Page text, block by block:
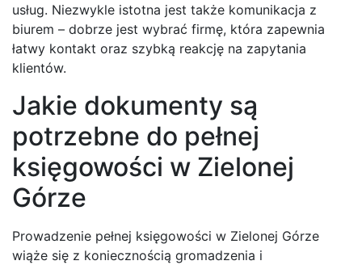
usług. Niezwykle istotna jest także komunikacja z
biurem – dobrze jest wybrać firmę, która zapewnia
łatwy kontakt oraz szybką reakcję na zapytania
klientów.
Jakie dokumenty są
potrzebne do pełnej
księgowości w Zielonej
Górze
Prowadzenie pełnej księgowości w Zielonej Górze
wiąże się z koniecznością gromadzenia i